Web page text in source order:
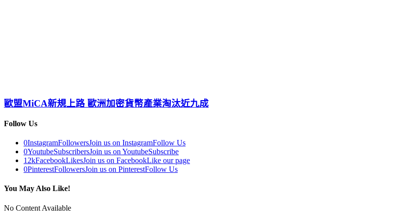
歐盟MiCA新規上路 歐洲加密貨幣產業淘汰近九成
Follow Us
0InstagramFollowersJoin us on InstagramFollow Us
0YoutubeSubscribersJoin us on YoutubeSubscribe
12kFacebookLikesJoin us on FacebookLike our page
0PinterestFollowersJoin us on PinterestFollow Us
You May Also Like!
No Content Available